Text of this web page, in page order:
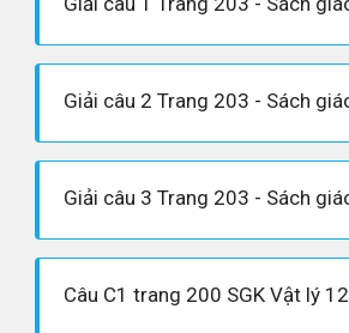
Câu C1 trang 200 SGK Vật lý 12